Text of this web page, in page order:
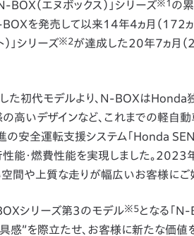
（エヌボックス）」シリーズ※1 の
を発売して以来14年4ヵ月（172ヵ
）」シリーズ※2が達成した20年7ヵ月（
初代モデルより、N-BOXはHonda独
高いデザインなど、これまでの軽自
安全運転支援システム「Honda
性能・燃費性能を実現しました。
空間や上質な走りが幅広いお客様にご
シリーズ第3のモデル※5となる「N-
感”を際立たせ、お客様に新たな価値